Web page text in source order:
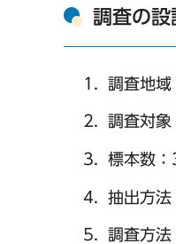
調査の設
調査地域
調査対
標本数
抽出方法
調査方法